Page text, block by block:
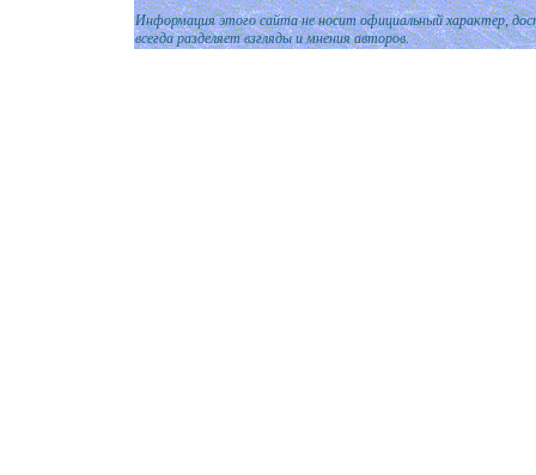
Информация этого сайта не носит официальный характер,
всегда разделяет взгляды и мнения авторов.